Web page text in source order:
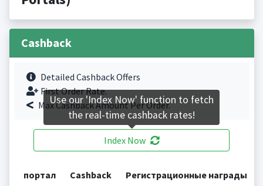
Cashback
Detailed Cashback Offers
First Order Rate.
Max Cashback Amount Per Order.
Index Now
портал Cashback Регистрационные награды
Use our 'Index Now' function to fetch
the real-time cashback rates!